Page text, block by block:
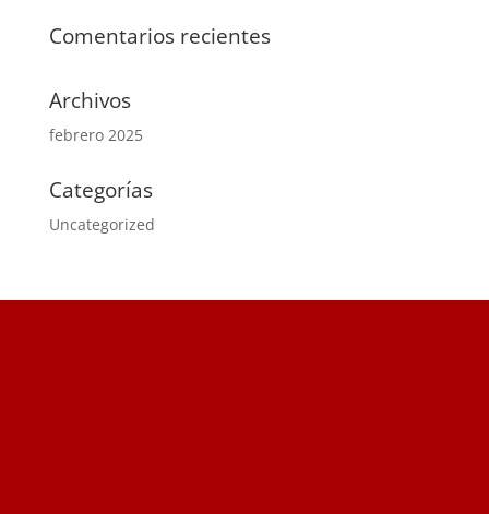
Comentarios recientes
Archivos
febrero 2025
Categorías
Uncategorized